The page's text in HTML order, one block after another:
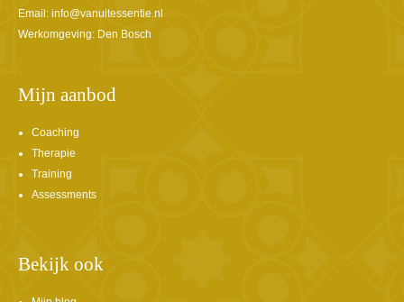
Email: info@vanuitessentie.nl
Werkomgeving: Den Bosch
Mijn aanbod
Coaching
Therapie
Training
Assessments
Bekijk ook